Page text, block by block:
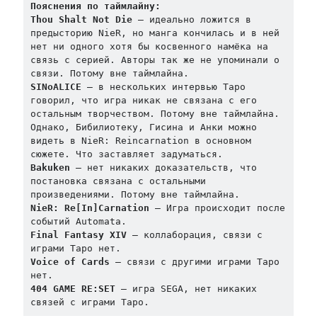
SINoALICE
Tweets
Донаты
Поддержать можно здесь
Пояснения по таймлайну:
Thou Shalt Not Die — идеально ложится в
предысторию NieR, но манга кончилась и в ней
нет ни одного хотя бы косвенного намёка на
связь с серией. Авторы так же не упоминали о
связи. Потому вне таймлайна.
SINoALICE — в нескольких интервью Таро
говорил, что игра никак не связана с его
остальным творчеством. Потому вне таймлайна.
Однако, Бибилиотеку, Гисина и Анки можно
видеть в NieR: Reincarnation в основном
сюжете. Что заставляет задуматься.
Bakuken — нет никаких доказательств, что
постановка связана с остальными
произведениями. Потому вне таймлайна.
NieR: Re[In]Carnation — Игра происходит после
событий Automata.
Final Fantasy XIV — коллаборация, связи с
играми Таро нет.
Voice of Cards — связи с другими играми Таро
нет.
404 GAME RE:SET — игра SEGA, нет никаких
связей с играми Таро.